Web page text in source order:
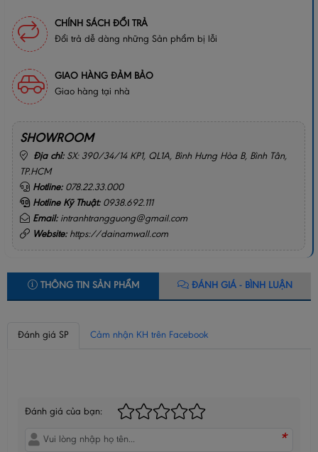
CHÍNH SÁCH ĐỔI TRẢ
Đổi trả dễ dàng những Sản phẩm bị lỗi
GIAO HÀNG ĐẢM BẢO
Giao hàng tại nhà
SHOWROOM
Địa chỉ: SX: 390/34/14 KP1, QL1A, Bình Hưng Hòa B, Bình Tân,
TP.HCM
Hotline: 078.22.33.000
Hotline Kỹ Thuật: 0938.692.111
Email: intranhtrangguong@gmail.com
Website:https://dainamwall.com
THÔNG TIN SẢN PHẨM ĐÁNH GIÁ - BÌNH LUẬN
Đánh giá SP Cảm nhận KH trên Facebook
Đánh giá của bạn:
*